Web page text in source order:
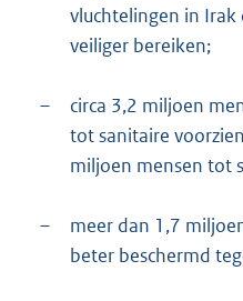
vluchtelingen in
veiliger bereiken;
–
circa 3,2 miljoen
tot sanitaire
miljoen mensen tot
–
meer dan 1,7
beter beschermd